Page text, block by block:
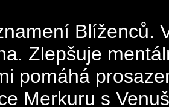
Blíženců.
Zlepšuje
pomáhá
Merkuru s